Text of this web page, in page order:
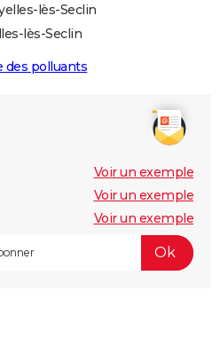
lès-Seclin
lès-Seclin
des polluants
Voir un exemple
Voir un exemple
Voir un exemple